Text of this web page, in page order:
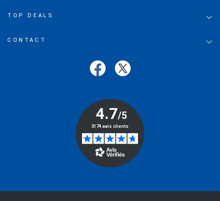
TOP DEALS 
CONTACT 